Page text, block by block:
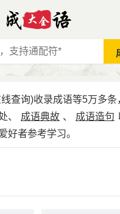
查询)收录成语等5万多条
、
成语典故 、 成语造句
好者参考学习。